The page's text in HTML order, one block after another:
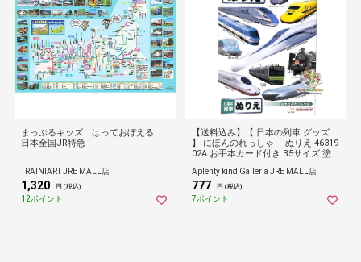
まっぷるキッズ はっておぼえる
日本全国JR特急
TRAINIART JRE MALL店
1,320 円 (税込)
12ポイント
【送料込み】【 日本の列車 グッズ
】 にほんのれっしゃ ぬりえ 46319
02A お手本カード付き B5サイズ 塗り
玩具 色彩感覚 運筆力 学べる お絵描
き 色塗り 全32ページ
Aplenty kind Galleria JRE MALL店
777 円 (税込)
7ポイント